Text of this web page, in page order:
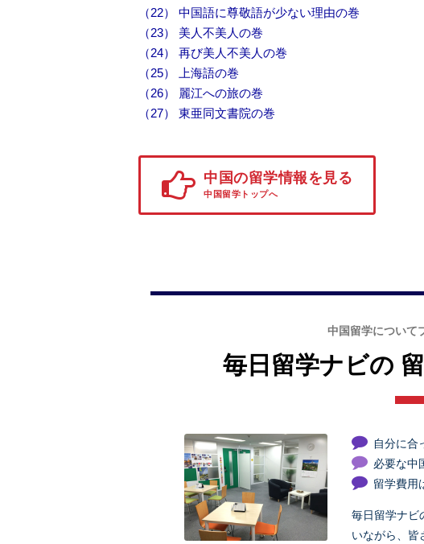
（22） 中国語に尊敬語が少ない理由の巻
（23） 美人不美人の巻
（24） 再び美人不美人の巻
（25） 上海語の巻
（26） 麗江への旅の巻
（27） 東亜同文書院の巻
中国の留学情報を見る
中国留学トップへ
中国留学について
毎日留学ナビの
自分に合
必要な中
留学費用
毎日留学ナビ
いながら、皆